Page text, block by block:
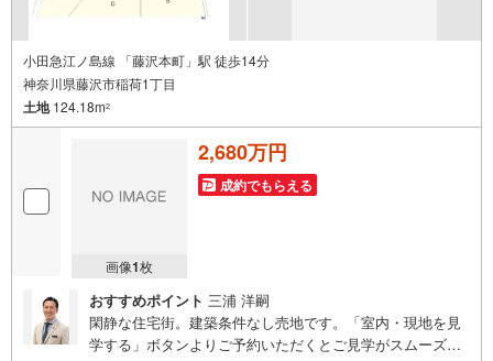
小田急江ノ島線 「藤沢本町」駅 徒歩14分
神奈川県藤沢市稲荷1丁目
土地124.18m2
画像1枚
2,680万円
成約でもらえる
おすすめポイント 三浦 洋嗣
閑静な住宅街。建築条件なし売地です。「室内・現地を見
学する」ボタンよりご予約いただくとご見学がスムーズに